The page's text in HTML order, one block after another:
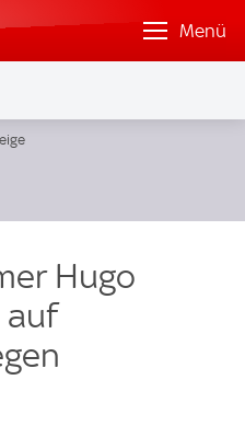
Menü
Hugo
auf